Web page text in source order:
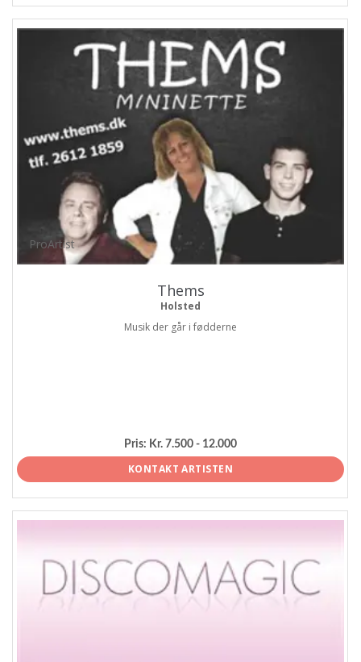
ProArtist
Thems
Holsted
Musik der går i fødderne
Pris: Kr. 7.500 - 12.000
KONTAKT ARTISTEN